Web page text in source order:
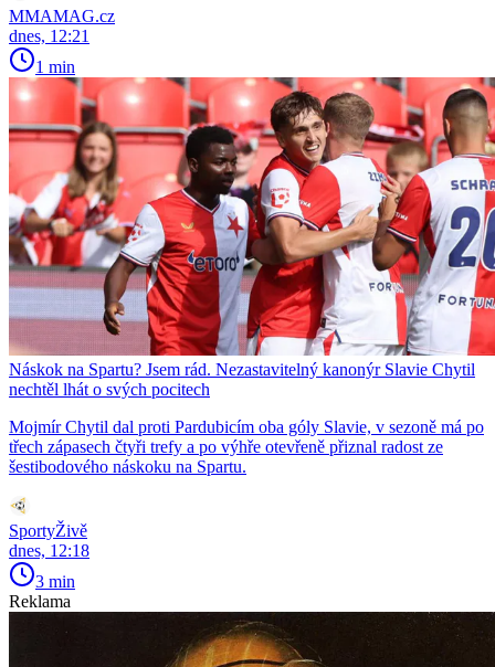
MMAMAG.cz
dnes, 12:21
1 min
Náskok na Spartu? Jsem rád. Nezastavitelný kanonýr Slavie Chytil
nechtěl lhát o svých pocitech
Mojmír Chytil dal proti Pardubicím oba góly Slavie, v sezoně má po
třech zápasech čtyři trefy a po výhře otevřeně přiznal radost ze
šestibodového náskoku na Spartu.
SportyŽivě
dnes, 12:18
3 min
Reklama